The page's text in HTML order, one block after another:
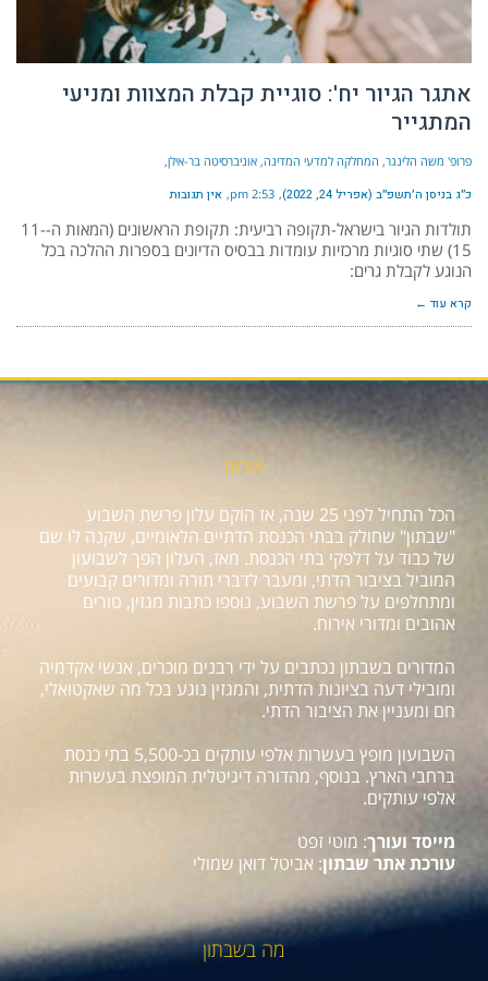
אתגר הגיור יח': סוגיית קבלת המצוות ומניעי
המתגייר
פרופ' משה הלינגר, המחלקה למדעי המדינה, אוניברסיטה בר-אילן
כ״ג בניסן ה׳תשפ״ב (אפריל 24, 2022) 2:53 pm אין תגובות
תולדות הגיור בישראל-תקופה רביעית: תקופת הראשונים (המאות ה-11-
15) שתי סוגיות מרכזיות עומדות בבסיס הדיונים בספרות ההלכה בכל
הנוגע לקבלת גרים:
קרא עוד ←
אודות
הכל התחיל לפני 25 שנה, אז הוקם עלון פרשת השבוע
"שבתון" שחולק בבתי הכנסת הדתיים הלאומיים, שקנה לו שם
של כבוד על דלפקי בתי הכנסת. מאז, העלון הפך לשבועון
המוביל בציבור הדתי, ומעבר לדברי תורה ומדורים קבועים
ומתחלפים על פרשת השבוע, נוספו כתבות מגזין, טורים
אהובים ומדורי אירוח.
המדורים בשבתון נכתבים על ידי רבנים מוכרים, אנשי אקדמיה
ומובילי דעה בציונות הדתית, והמגזין נוגע בכל מה שאקטואלי,
חם ומעניין את הציבור הדתי.
השבועון מופץ בעשרות אלפי עותקים בכ-5,500 בתי כנסת
ברחבי הארץ. בנוסף, מהדורה דיגיטלית המופצת בעשרות
אלפי עותקים.
מייסד ועורך: מוטי זפט
עורכת אתר שבתון: אביטל דואן שמולי
מה בשבתון